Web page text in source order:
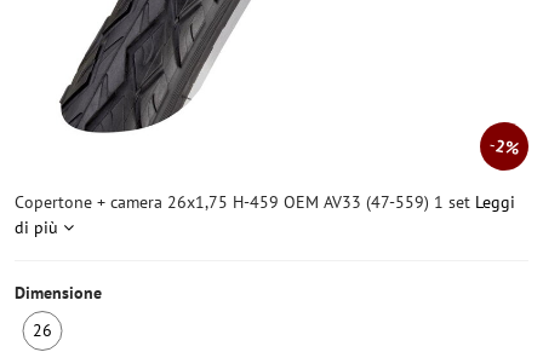
2%
Copertone + camera 26x1,75 H-459 OEM AV33 (47-559) 1 set Leggi
di più
Dimensione
26